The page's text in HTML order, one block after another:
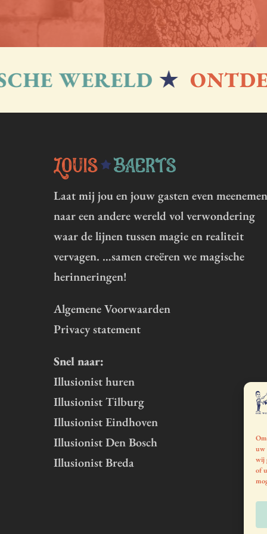
uw
wij
of
WERELD★ ONTDEK
Laat mij jou en jouw gasten even meenemen
naar een andere wereld vol verwondering
waar de lijnen tussen magie en realiteit
vervagen. …samen creëren we magische
herinneringen!
Algemene Voorwaarden
Privacy statement
Snel naar:
Illusionist huren
Illusionist Tilburg
Illusionist Eindhoven
Illusionist Den Bosch
Illusionist Breda